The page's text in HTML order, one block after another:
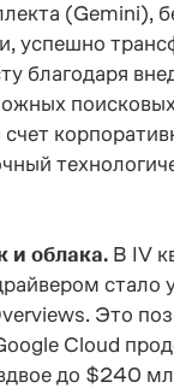
благодаря
и облака. В IV
стало
Это
Cloud
до $240